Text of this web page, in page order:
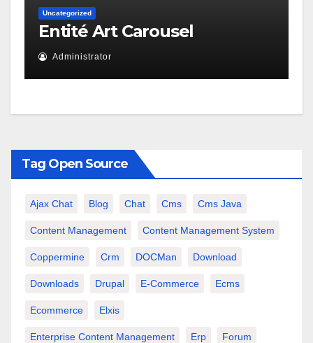
Uncategorized
Entité Art Carousel
Administrator
Tag Open Source
Ajax Chat Blog Chat Cms Cms Java
Content Management Content Management System
Coppermine Crm DOCMan Download
Downloads Drupal E-Commerce Ecms
Ecommerce Elxis
Enterprise Content Management Erp Forum